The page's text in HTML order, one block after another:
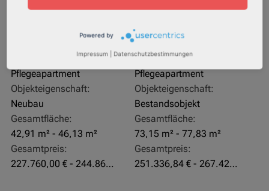
Pflegeapartment
Objekteigenschaft:
Neubau
Gesamtfläche:
42,91 m² - 46,13 m²
Gesamtpreis:
227.760,00 € - 244.860,00 €
Rendite:
4,07 %
Assetklasse:
Pflegeapartment
Objekteigenschaft:
Bestandsobjekt
Gesamtfläche:
73,15 m² - 77,83 m²
Gesamtpreis:
251.336,84 € - 267.420,00 €
Powered by
Impressum Datenschutzbestimmungen